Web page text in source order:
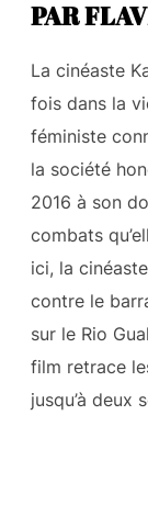
PAR
La cinéaste
fois dans la
féministe
la société
2016 à son
combats
ici, la
contre le
sur le Rio
film retrace
jusqu’à deux